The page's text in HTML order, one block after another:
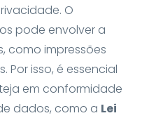
O
pode envolver a
como impressões
Por isso, é essencial
em conformidade
dados, como a Lei